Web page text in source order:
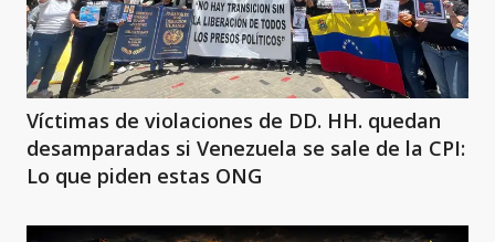
Víctimas de violaciones de DD. HH. quedan
desamparadas si Venezuela se sale de la CPI:
Lo que piden estas ONG